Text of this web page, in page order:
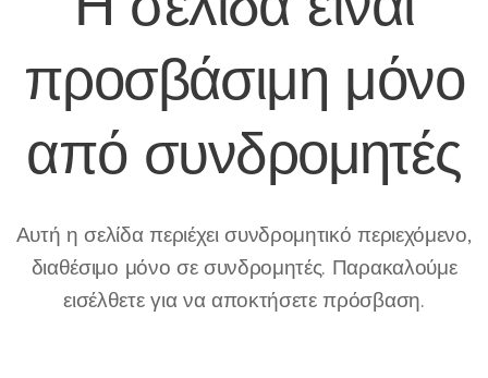
προσβάσιμη μόνο
από συνδρομητές
Αυτή η σελίδα περιέχει συνδρομητικό περιεχόμενο,
διαθέσιμο μόνο σε συνδρομητές. Παρακαλούμε
εισέλθετε για να αποκτήσετε πρόσβαση.